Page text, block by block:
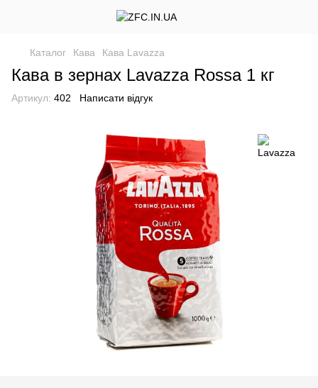
Каталог Кава Кава Lavazza
Кава в зернах Lavazza Rossa 1 кг
Артикул: 402 Написати відгук